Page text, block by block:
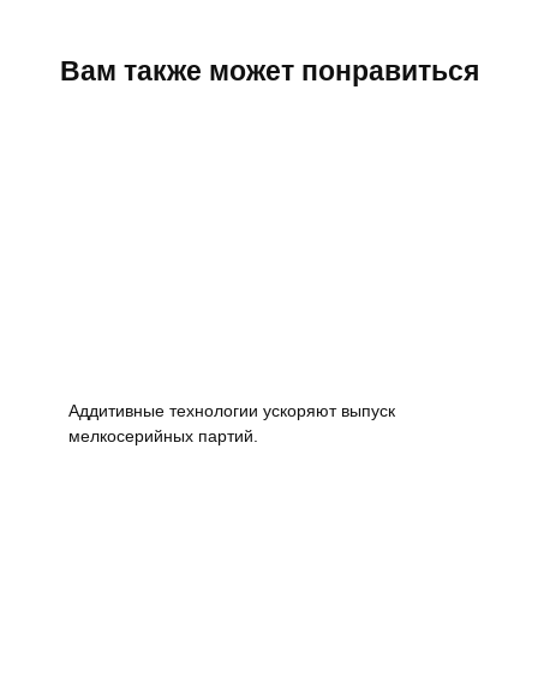
Вам также может понравиться
Аддитивные технологии ускоряют выпуск
мелкосерийных партий.